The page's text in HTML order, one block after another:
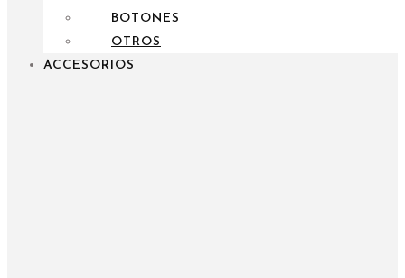
BOTONES
OTROS
ACCESORIOS